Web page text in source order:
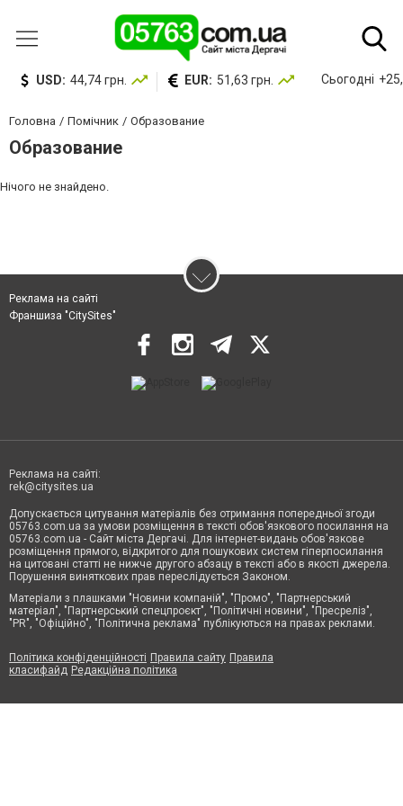
USD: 44,74 грн. EUR: 51,63 грн. Сьогодні
Головна Помічник Образование
Образование
Нічого не знайдено.
Реклама на сайті
Франшиза "CitySites"
Реклама на сайті:
rek@citysites.ua
Допускається цитування матеріалів без отримання попередньої згоди
05763.com.ua за умови розміщення в тексті обов'язкового посилання на
05763.com.ua - Сайт міста Дергачі. Для інтернет-видань обов'язкове
розміщення прямого, відкритого для пошукових систем гіперпосилання
на цитовані статті не нижче другого абзацу в тексті або в якості джерела.
Порушення виняткових прав переслідується Законом.
Матеріали з плашками "Новини компаній", "Промо", "Партнерський
матеріал", "Партнерський спецпроєкт", "Політичні новини", "Пресреліз",
"PR", "Офіційно", "Політична реклама" публікуються на правах реклами.
Політика конфіденційності Правила сайту Правила
класифайд Редакційна політика